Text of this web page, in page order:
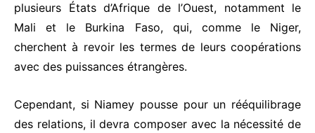
plusieurs États d’Afrique de l’Ouest, notamment le
Mali et le Burkina Faso, qui, comme le Niger,
cherchent à revoir les termes de leurs coopérations
avec des puissances étrangères.
Cependant, si Niamey pousse pour un rééquilibrage
des relations, il devra composer avec la nécessité de